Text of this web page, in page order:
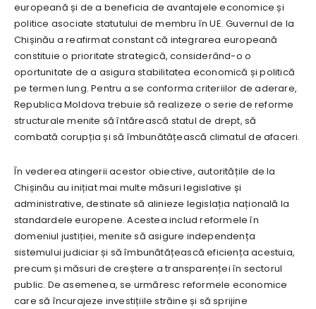
europeană și de a beneficia de avantajele economice și
politice asociate statutului de membru în UE. Guvernul de la
Chișinău a reafirmat constant că integrarea europeană
constituie o prioritate strategică, considerând-o o
oportunitate de a asigura stabilitatea economică și politică
pe termen lung. Pentru a se conforma criteriilor de aderare,
Republica Moldova trebuie să realizeze o serie de reforme
structurale menite să întărească statul de drept, să
combată corupția și să îmbunătățească climatul de afaceri.
În vederea atingerii acestor obiective, autoritățile de la
Chișinău au inițiat mai multe măsuri legislative și
administrative, destinate să alinieze legislația națională la
standardele europene. Acestea includ reformele în
domeniul justiției, menite să asigure independența
sistemului judiciar și să îmbunătățească eficiența acestuia,
precum și măsuri de creștere a transparenței în sectorul
public. De asemenea, se urmăresc reformele economice
care să încurajeze investițiile străine și să sprijine